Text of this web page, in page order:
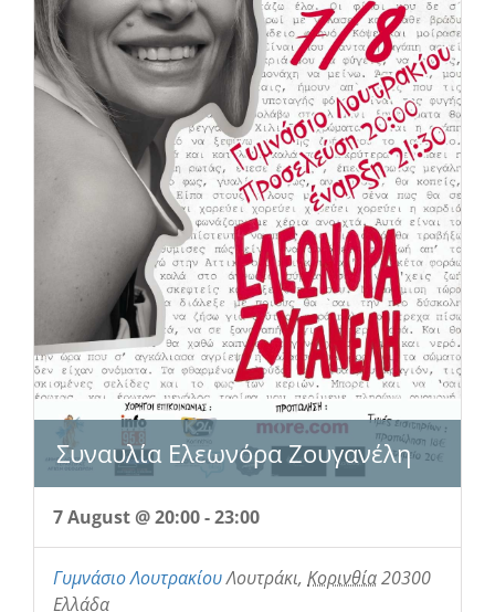
Συναυλία Ελεωνόρα Ζουγανέλη
7 August @ 20:00-23:00
Γυμνάσιο ΛουτρακίουΛουτράκι, Κορινθία20300
Ελλάδα